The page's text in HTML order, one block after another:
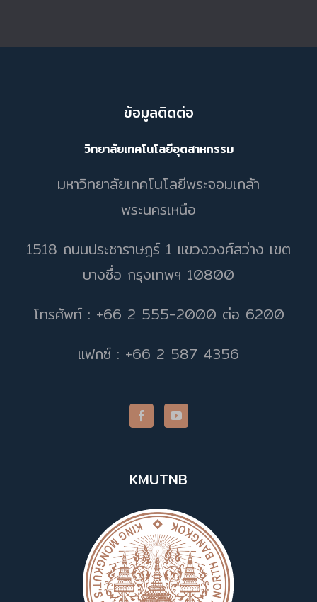
ข้อมูลติดต่อ
วิทยาลัยเทคโนโลยีอุตสาหกรรม
มหาวิทยาลัยเทคโนโลยีพระจอมเกล้า
พระนครเหนือ
1518 ถนนประชาราษฎร์ 1 แขวงวงศ์สว่าง เขต
บางซื่อ กรุงเทพฯ 10800
โทรศัพท์ : +66 2 555-2000 ต่อ 6200
แฟกซ์ : +66 2 587 4356
KMUTNB